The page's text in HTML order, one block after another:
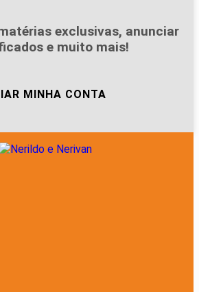
exclusivas, anunciar
e muito mais!
MINHA CONTA